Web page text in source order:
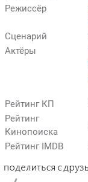
Режиссёр
Сценарий
Актёры
Рейтинг КП
Рейтинг
Кинопоиска
Рейтинг IMDB